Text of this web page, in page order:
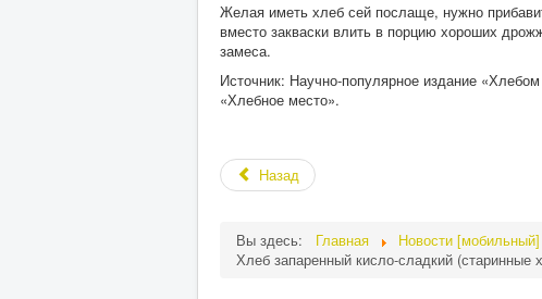
Желая иметь хлеб сей послаще, нужно
вместо закваски влить в порцию хороших
замеса.
Источник: Научно-популярное издание
«Хлебное место».
Назад
Вы здесь: Главная
Новости [мобильный]
Хлеб запаренный кисло-сладкий (старинные